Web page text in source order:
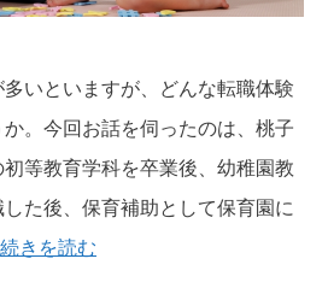
いといますが、どんな転職体験
。今回お話を伺ったのは、桃子
等教育学科を卒業後、幼稚園教
た後、保育補助として保育園に
続きを読む